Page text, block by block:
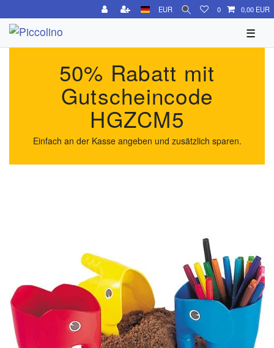
EUR 0 0,00 EUR
☰
50% Rabatt mit
Gutscheincode
HGZCM5
Einfach an der Kasse angeben und zusätzlich sparen.